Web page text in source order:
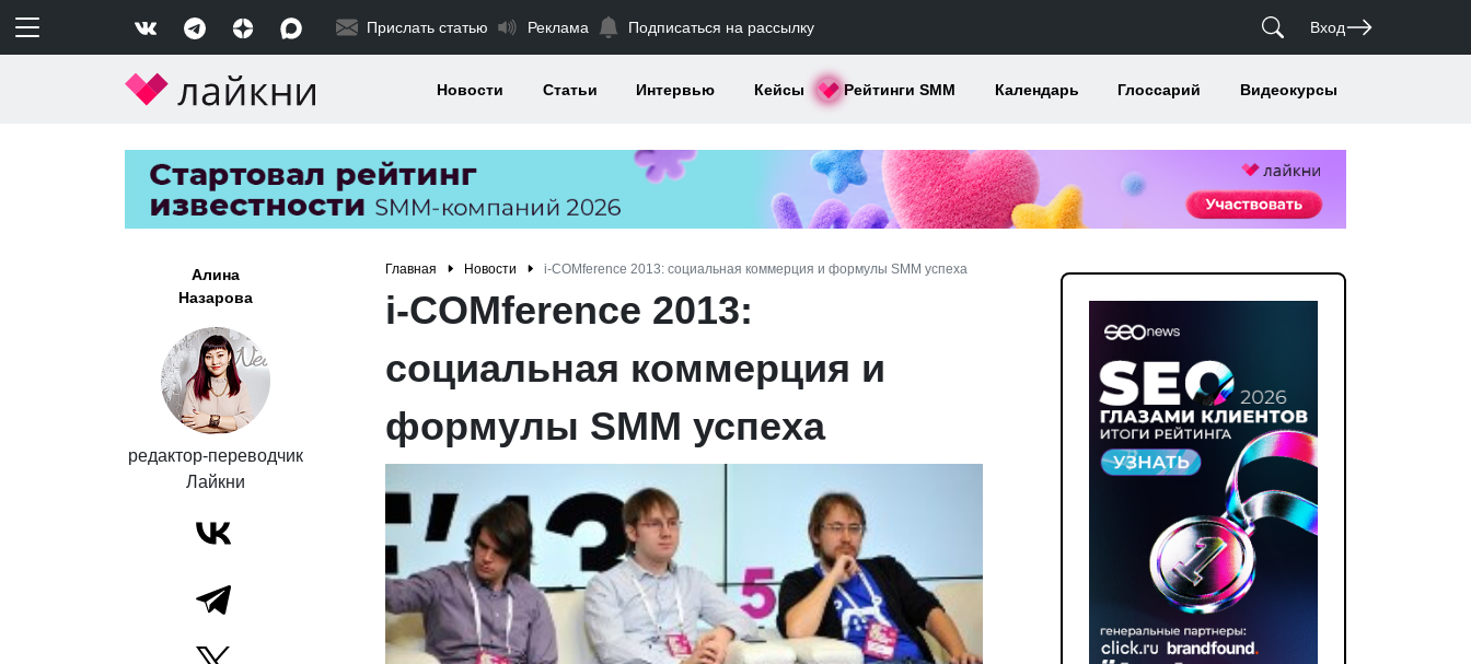
Прислать статью Реклама Подписаться на рассылку Вход
Новости Статьи Интервью Кейсы Рейтинги SMM Календарь Глоссарий Видеокурсы
Алина
Назарова
редактор-переводчик
Лайкни
Главная Новости i-СOMference 2013: социальная коммерция и формулы SMM успеха
i-СOMference 2013:
социальная коммерция и
формулы SMM успеха